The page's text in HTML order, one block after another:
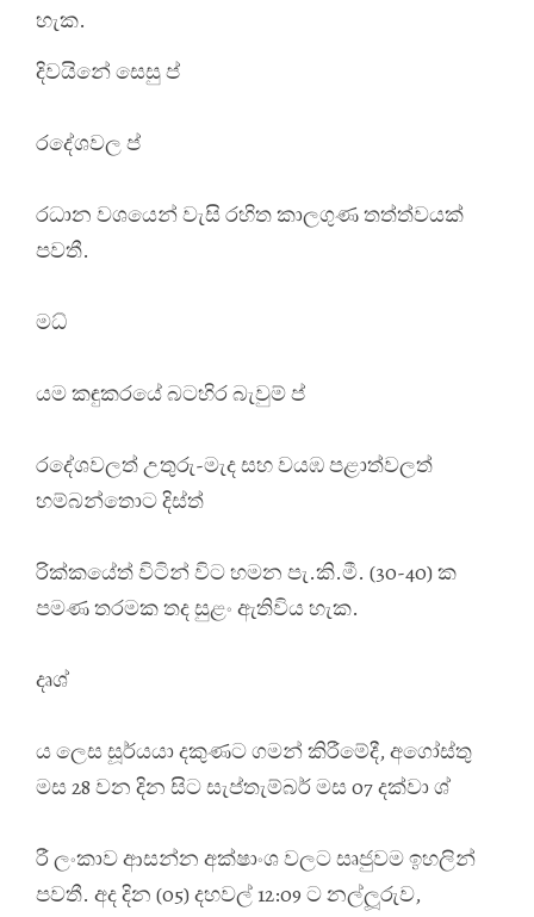
හැක.
දිවයිනේ සෙසු ප්
රදේශවල ප්
රධාන වශයෙන් වැසි රහිත කාලගුණ තත්ත්වයක්
පවතී.
මධ්
යම කඳුකරයේ බටහිර බැවුම් ප්
රදේශවලත් උතුරු-මැද සහ වයඹ පළාත්වලත්
හම්බන්තොට දිස්ත්
රික්කයේත් විටින් විට හමන පැ.කි.මී. (30-40) ක
පමණ තරමක තද සුළං ඇතිවිය හැක.
දෘශ්
ය ලෙස සූර්යයා දකුණට ගමන් කිරීමේදී, අගෝස්තු
මස 28 වන දින සිට සැප්තැම්බර් මස 07 දක්වා ශ්
රී ලංකාව ආසන්න අක්ෂාංශ වලට සෘජුවම ඉහලින්
පවතී. අද දින (05) දහවල් 12:09 ට නල්ලූරුව,